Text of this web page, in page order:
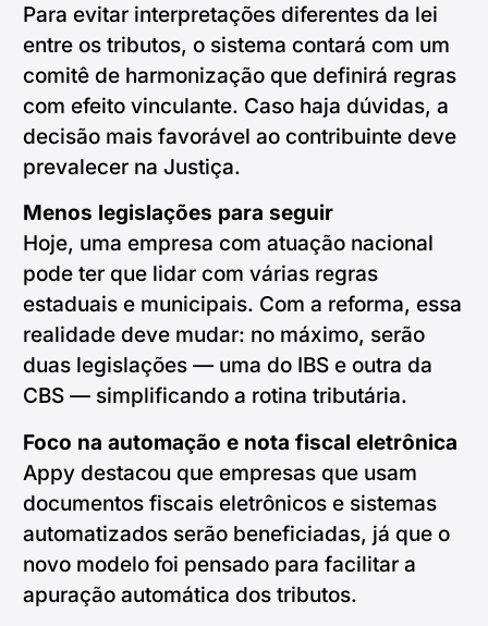
Para evitar interpretações diferentes da lei
entre os tributos, o sistema contará com um
comitê de harmonização que definirá regras
com efeito vinculante. Caso haja dúvidas, a
decisão mais favorável ao contribuinte deve
prevalecer na Justiça.
Menos legislações para seguir
Hoje, uma empresa com atuação nacional
pode ter que lidar com várias regras
estaduais e municipais. Com a reforma, essa
realidade deve mudar: no máximo, serão
duas legislações — uma do IBS e outra da
CBS — simplificando a rotina tributária.
Foco na automação e nota fiscal eletrônica
Appy destacou que empresas que usam
documentos fiscais eletrônicos e sistemas
automatizados serão beneficiadas, já que o
novo modelo foi pensado para facilitar a
apuração automática dos tributos.